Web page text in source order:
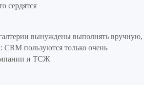
сердятся
вынуждены выполнять вручную,
CRM пользуются только очень
и ТСЖ